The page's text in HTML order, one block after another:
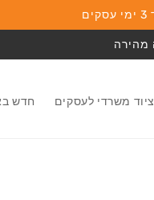
ציוד משרדי לעסקים חדש